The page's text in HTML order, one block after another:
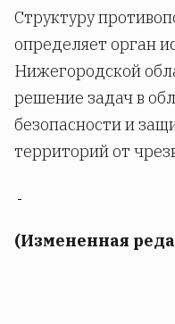
Структуру
определяет орган
Нижегородской
решение задач в
безопасности и
территорий от
(Измененная